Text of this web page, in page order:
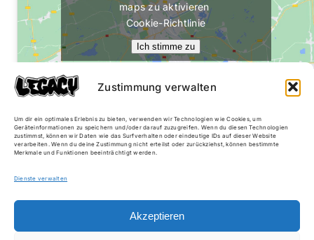
Zustimmung verwalten
Um dir ein optimales Erlebnis zu bieten, verwenden wir Technologien wie Cookies, um
Geräteinformationen zu speichern und/oder darauf zuzugreifen. Wenn du diesen Technologien
zustimmst, können wir Daten wie das Surfverhalten oder eindeutige IDs auf dieser Website
verarbeiten. Wenn du deine Zustimmung nicht erteilst oder zurückziehst, können bestimmte
Merkmale und Funktionen beeinträchtigt werden.
Dienste verwalten
Akzeptieren
maps zu aktivieren
Cookie-Richtlinie
Ich stimme zu
×